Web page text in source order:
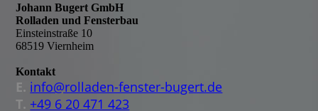
Johann Bugert GmbH
Rolladen und Fensterbau
Einsteinstraße 10
68519 Viernheim
Kontakt
E. info@rolladen-fenster-bugert.de
T. +49 6 20 471 423